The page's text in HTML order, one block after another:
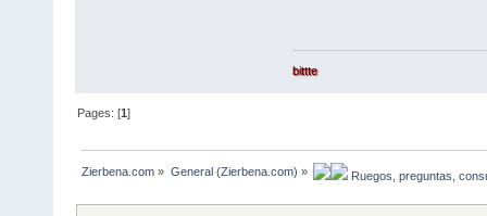
bittte
Pages: [1]
Zierbena.com » General (Zierbena.com) » Ruegos, preguntas,